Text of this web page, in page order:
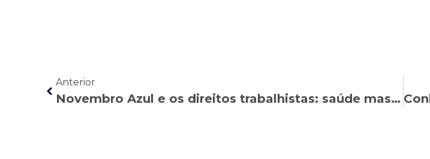
Anterior
Novembro Azul e os direitos trabalhistas: saúde masculina e proteção no trabalho caminham juntas